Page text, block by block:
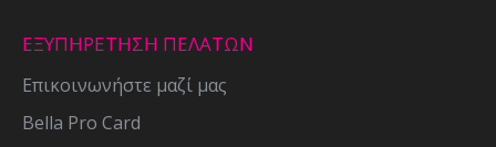
ΕΞΥΠΗΡΕΤΗΣΗ ΠΕΛΑΤΩΝ
Επικοινωνήστε μαζί μας
Bella Pro Card